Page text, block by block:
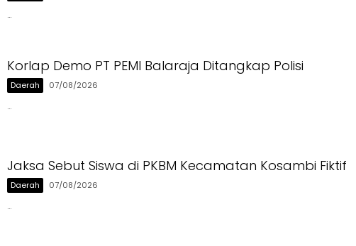
…
Korlap Demo PT PEMI Balaraja Ditangkap Polisi
Daerah 07/08/2026
…
Jaksa Sebut Siswa di PKBM Kecamatan Kosambi Fiktif
Daerah 07/08/2026
…